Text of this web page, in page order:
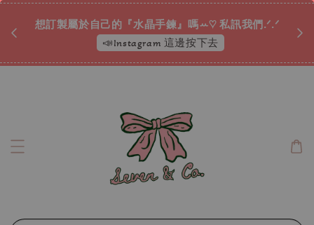
想訂製屬於自己的『水晶手鍊』嗎ꕀ♡ 私訊我們.ᐟ.ᐟ
📣Instagram 這邊按下去